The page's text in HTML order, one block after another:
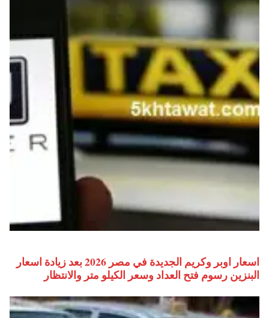
اسعار اوبر وكريم الجديدة في مصر 2026 بعد زيادة اسعار
البنزين رسوم فتح العداد وسعر الكيلو متر والانتظار